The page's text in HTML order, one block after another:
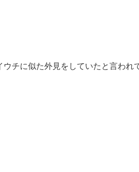
チに似た外見をしていたと言われ